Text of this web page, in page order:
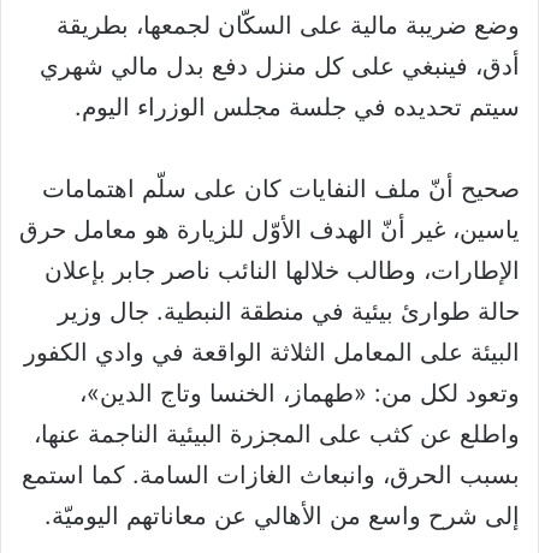
وضع ضريبة مالية على السكّان لجمعها، بطريقة
أدق، فينبغي على كل منزل دفع بدل مالي شهري
سيتم تحديده في جلسة مجلس الوزراء اليوم.
صحيح أنّ ملف النفايات كان على سلّم اهتمامات
ياسين، غير أنّ الهدف الأوّل للزيارة هو معامل حرق
الإطارات، وطالب خلالها النائب ناصر جابر بإعلان
حالة طوارئ بيئية في منطقة النبطية. جال وزير
البيئة على المعامل الثلاثة الواقعة في وادي الكفور
وتعود لكل من: «طهماز، الخنسا وتاج الدين»،
واطلع عن كثب على المجزرة البيئية الناجمة عنها،
بسبب الحرق، وانبعاث الغازات السامة. كما استمع
إلى شرح واسع من الأهالي عن معاناتهم اليوميّة.